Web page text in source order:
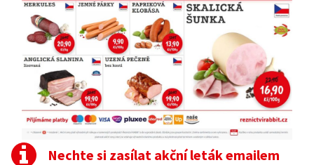
Nechte si zasílat akční leták emailem